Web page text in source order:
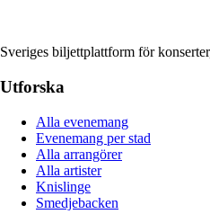
Sveriges biljettplattform för
Utforska
Alla evenemang
Evenemang per stad
Alla arrangörer
Alla artister
Knislinge
Smedjebacken